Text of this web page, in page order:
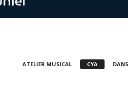
ATELIER MUSICAL CYA